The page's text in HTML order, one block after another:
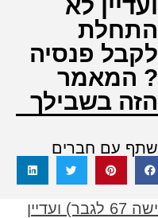
ועדיין לא
התחלת
לקבל פנסיה
? המאמר
הזה בשבילך
שתף עם חברים
הגעת ל"גיל פרישה" (62 לאישה 67 לגבר) ועדיין